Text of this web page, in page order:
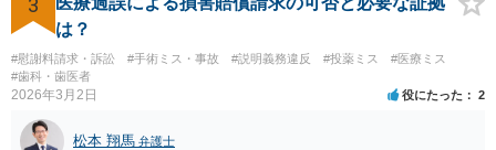
りません。 やめるなら、２週間ルールにのっとってやめたほう がいい
でしょう。
は？
#慰謝料請求・訴訟 #手術ミス・事故 #説明義務違反 #投薬ミス
#医療ミス
#歯科・歯医者
2026年3月2日 役にたった 2
松本 翔馬 弁護士